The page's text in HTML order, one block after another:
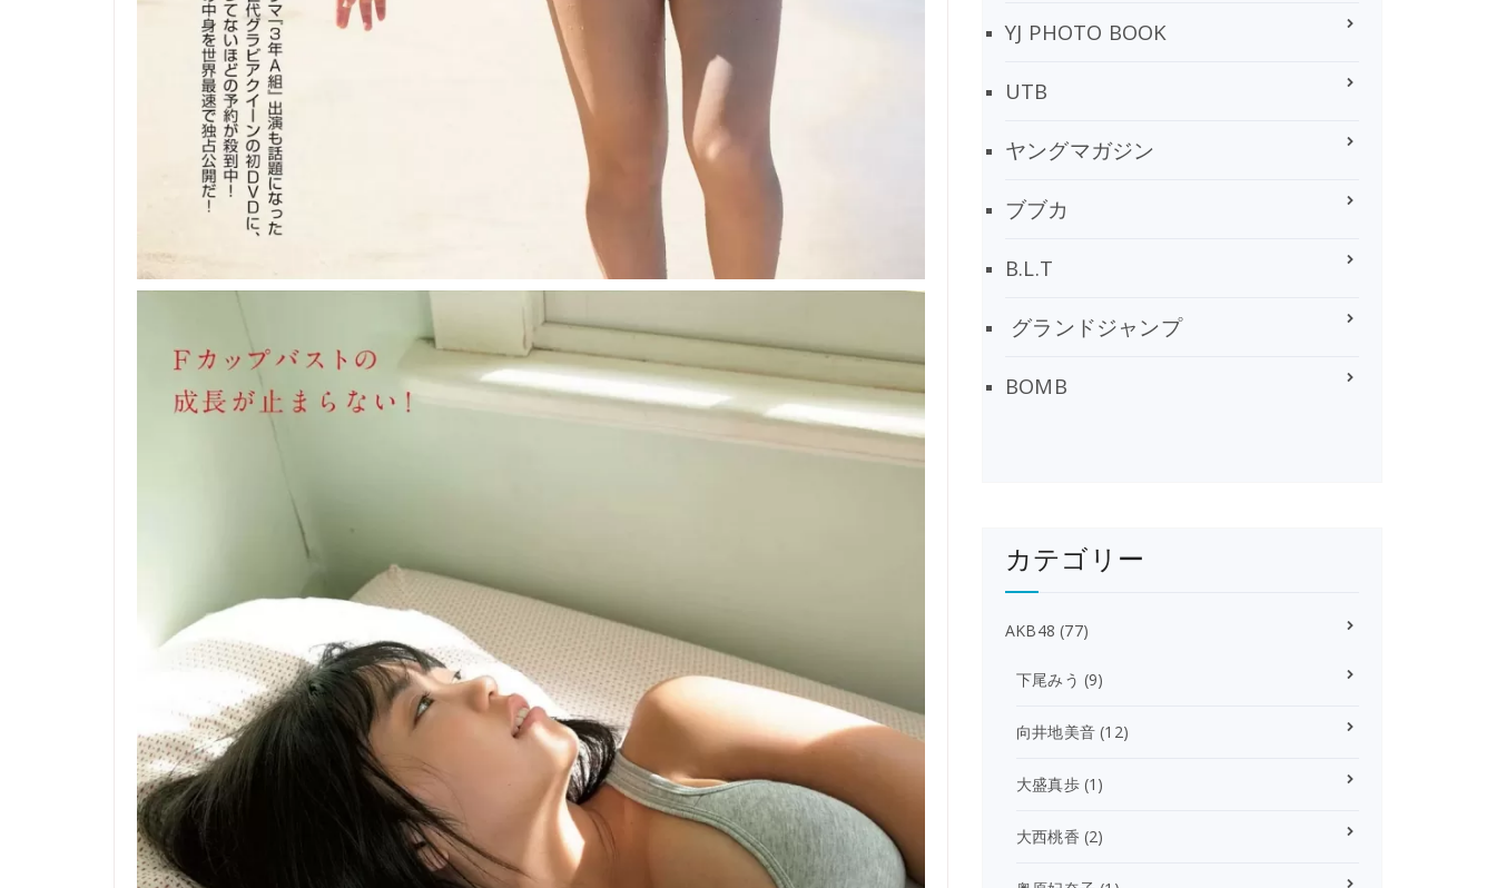
YJ PHOTO BOOK
UTB
ヤングマガジン
ブブカ
B.L.T
グランドジャンプ
BOMB
カテゴリー
AKB48 (77)
下尾みう (9)
向井地美音 (12)
大盛真歩(1)
大西桃香 (2)